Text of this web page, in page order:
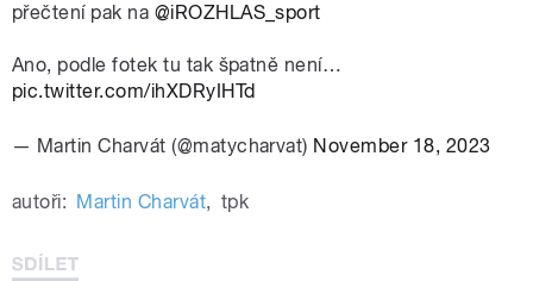
přečtení pak na @iROZHLAS_sport
Ano, podle fotek tu tak špatně není…
pic.twitter.com/ihXDRyIHTd
— Martin Charvát (@matycharvat) November 18, 2023
autoři: Martin Charvát, tpk